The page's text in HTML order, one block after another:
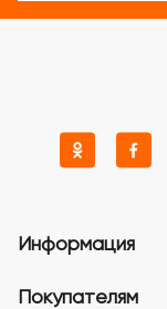
Информация
Покупателям